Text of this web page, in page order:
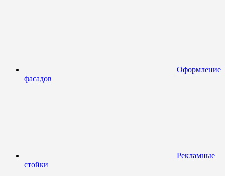
Оформление
фасадов
Рекламные
стойки